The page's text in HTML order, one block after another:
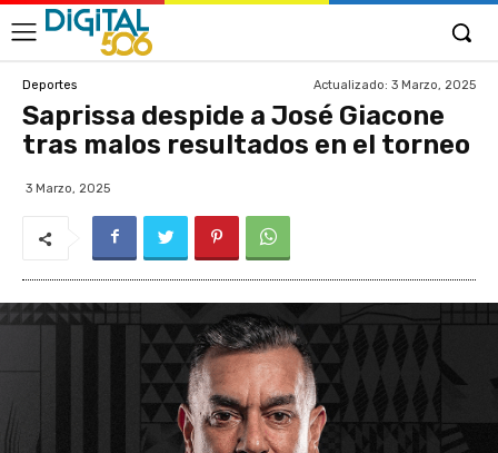
Deportes Actualizado: 3 Marzo, 2025
Saprissa despide a José Giacone
tras malos resultados en el torneo
3 Marzo, 2025